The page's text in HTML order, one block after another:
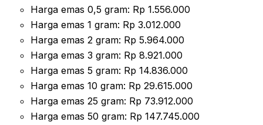
Harga emas 0,5 gram: Rp 1.556.000
Harga emas 1 gram: Rp 3.012.000
Harga emas 2 gram: Rp 5.964.000
Harga emas 3 gram: Rp 8.921.000
Harga emas 5 gram: Rp 14.836.000
Harga emas 10 gram: Rp 29.615.000
Harga emas 25 gram: Rp 73.912.000
Harga emas 50 gram: Rp 147.745.000